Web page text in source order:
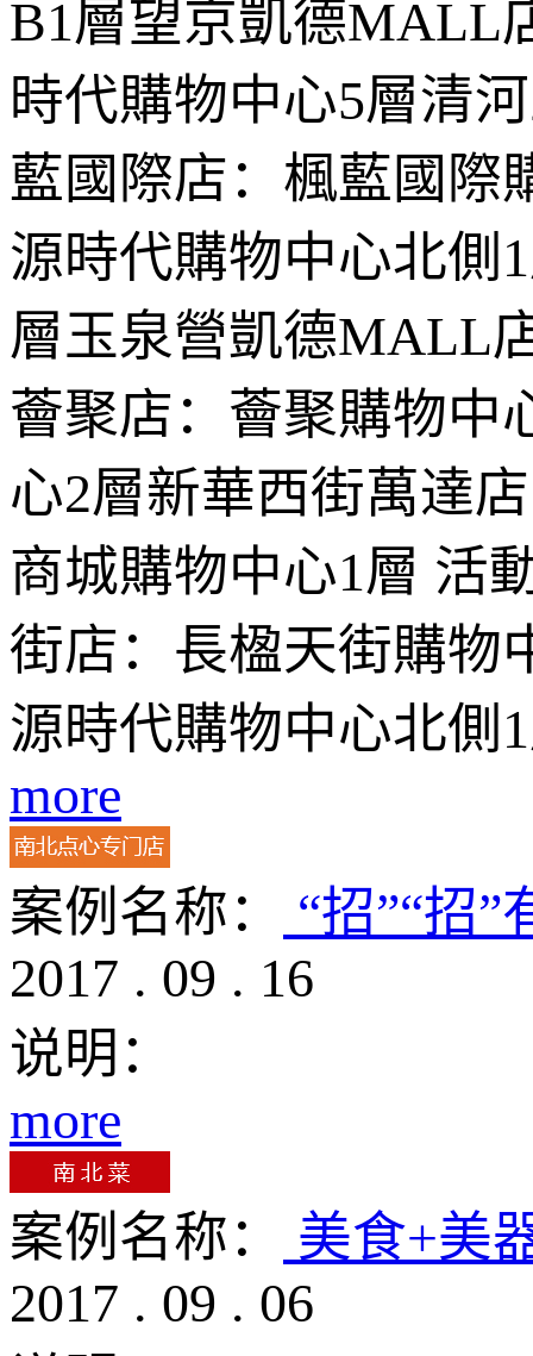
B1層望京凱德MALL
時代購物中心5層清
藍國際店：楓藍國際
源時代購物中心北側
層玉泉營凱德MALL
薈聚店：薈聚購物中
心2層新華西街萬達
商城購物中心1層 活
街店：長楹天街購物
源時代購物中心北側
more
案例名称：
“招”“招”
2017 . 09 . 16
说明：
more
案例名称：
美食+美
2017 . 09 . 06